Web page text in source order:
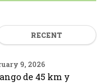
RECENT
9, 2026
de 45 km y